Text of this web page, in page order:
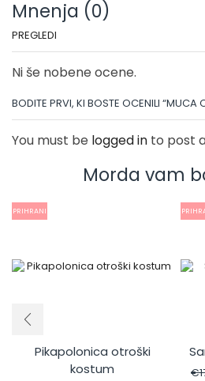
Mnenja (0)
PREGLEDI
Ni še nobene ocene.
BODITE PRVI, KI BOSTE OCENILI “MUCA
You must be logged in to post
Morda vam
PRIHRANI
Pikapolonica otroški
kostum
€